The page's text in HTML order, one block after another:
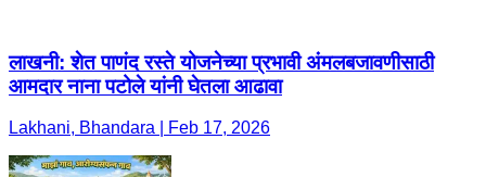
लाखनी: शेत पाणंद रस्ते योजनेच्या प्रभावी अंमलबजावणीसाठी
आमदार नाना पटोले यांनी घेतला आढावा
Lakhani, Bhandara | Feb 17, 2026